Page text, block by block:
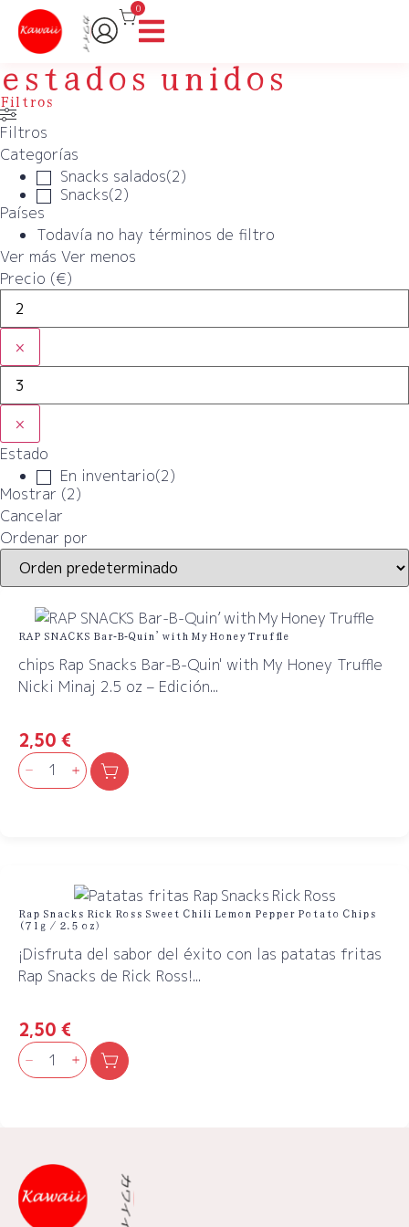
0
estados unidos
Filtros
Filtros
Categorías
Snacks salados(2)
Snacks(2)
Países
Todavía no hay términos de filtro
Ver más Ver menos
Precio (€)
×
×
Estado
En inventario(2)
Mostrar (2)
Cancelar
Ordenar por
RAP SNACKS Bar‑B‑Quin’ with My Honey Truffle
chips Rap Snacks Bar-B-Quin' with My Honey Truffle
Nicki Minaj 2.5 oz – Edición...
2,50 €
​Rap Snacks Rick Ross Sweet Chili Lemon Pepper Potato Chips
(71g / 2.5 oz)
¡Disfruta del sabor del éxito con las patatas fritas
Rap Snacks de Rick Ross!...
2,50 €